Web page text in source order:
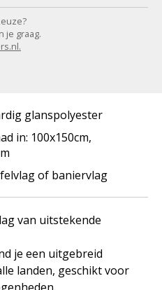
je graag.
van uitstekende
je een uitgebreid
landen, geschikt voor
glanspolyester
in: 100x150cm,
of baniervlag